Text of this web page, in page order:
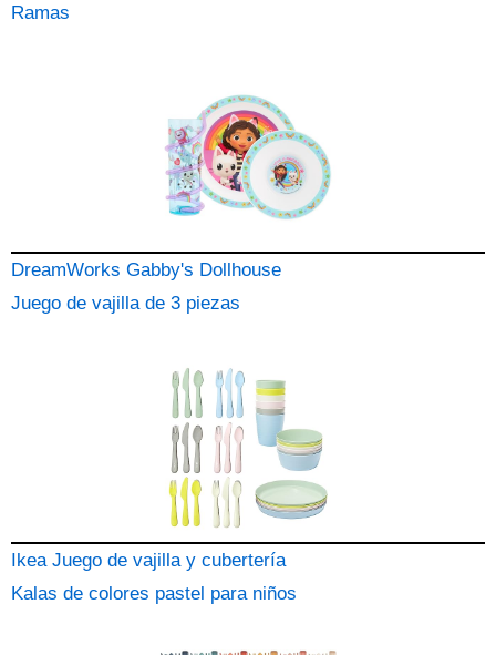
Ramas
DreamWorks Gabby's Dollhouse
Juego de vajilla de 3 piezas
Ikea Juego de vajilla y cubertería
Kalas de colores pastel para niños